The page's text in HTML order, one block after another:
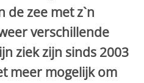
de zee met z`n
verschillende
ziek zijn sinds 2003
meer mogelijk om